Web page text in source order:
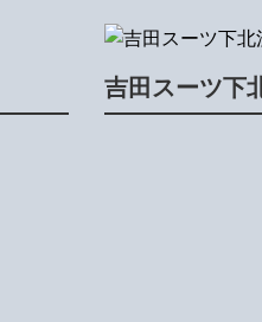
吉田スーツ下